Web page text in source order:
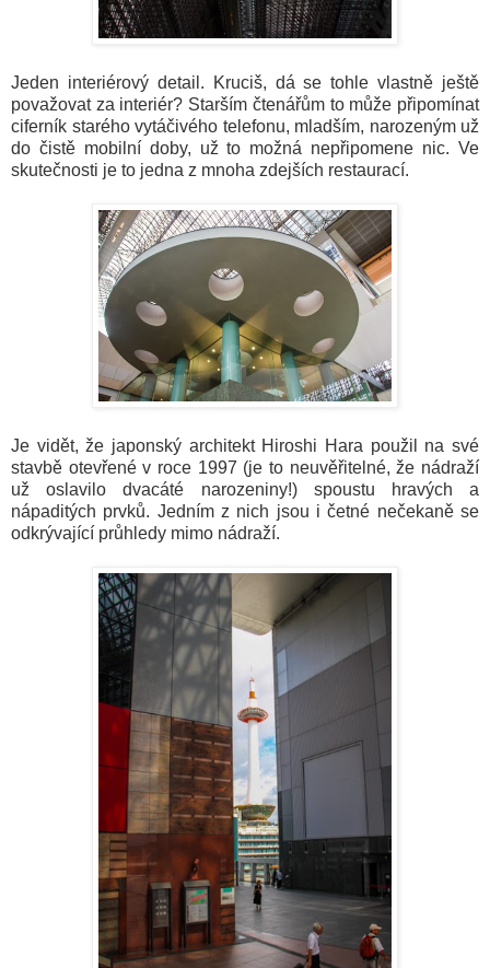
Jeden interiérový detail. Kruciš, dá se tohle vlastně ještě
považovat za interiér? Starším čtenářům to může připomínat
ciferník starého vytáčivého telefonu, mladším, narozeným už
do čistě mobilní doby, už to možná nepřipomene nic. Ve
skutečnosti je to jedna z mnoha zdejších restaurací.
Je vidět, že japonský architekt Hiroshi Hara použil na své
stavbě otevřené v roce 1997 (je to neuvěřitelné, že nádraží
už oslavilo dvacáté narozeniny!) spoustu hravých a
nápaditých prvků. Jedním z nich jsou i četné nečekaně se
odkrývající průhledy mimo nádraží.